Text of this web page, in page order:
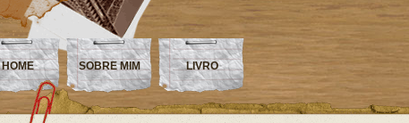
HOME SOBRE MIM LIVRO